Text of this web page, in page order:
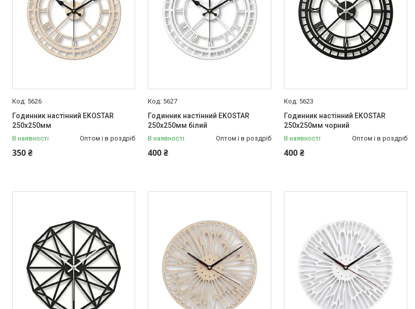
5626
Годинник настінний EKOSTAR
250х250мм
В наявності Оптом і в роздріб
350 ₴
5627
Годинник настінний EKOSTAR
250х250мм білий
В наявності Оптом і в роздріб
400 ₴
5623
Годинник настінний EKOSTAR
250х250мм чорний
В наявності Оптом і в роздріб
400 ₴